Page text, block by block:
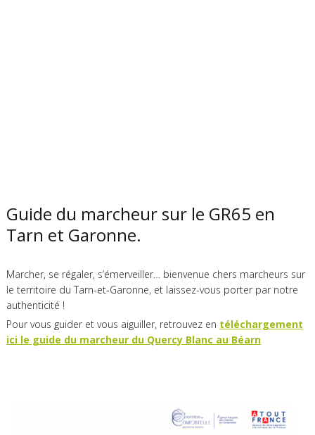
Guide du marcheur sur le GR65 en
Tarn et Garonne.
Marcher, se régaler, s’émerveiller… bienvenue chers marcheurs sur
le territoire du Tarn-et-Garonne, et laissez-vous porter par notre
authenticité !
Pour vous guider et vous aiguiller, retrouvez en téléchargement
ici le guide du marcheur du Quercy Blanc au Béarn